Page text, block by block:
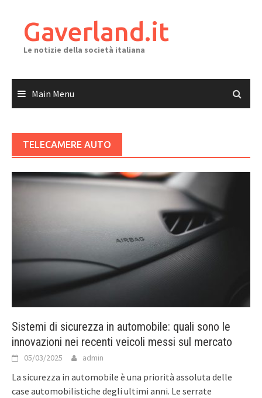
contentGaverland.it
Le notizie della società italiana
Main Menu
TELECAMERE AUTO
Sistemi di sicurezza in automobile: quali sono le
innovazioni nei recenti veicoli messi sul mercato
05/03/2025 admin
La sicurezza in automobile è una priorità assoluta delle
case automobilistiche degli ultimi anni. Le serrate